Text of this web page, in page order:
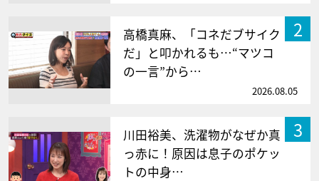
2
高橋真麻、「コネだブサイク
だ」と叩かれるも…“マツコ
の一言”から…
2026.08.05
3
川田裕美、洗濯物がなぜか真
っ赤に！原因は息子のポケッ
トの中身…